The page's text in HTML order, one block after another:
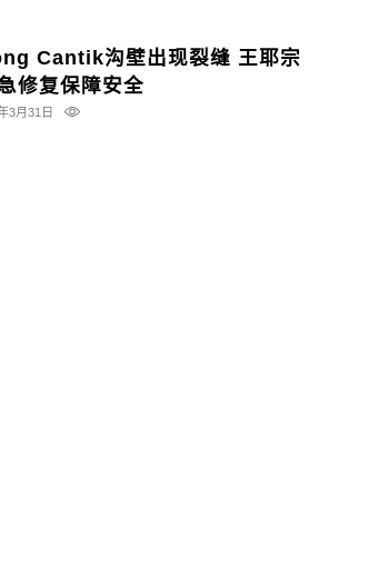
Cantik沟壁出现裂缝 王耶宗
修复保障安全
3月31日